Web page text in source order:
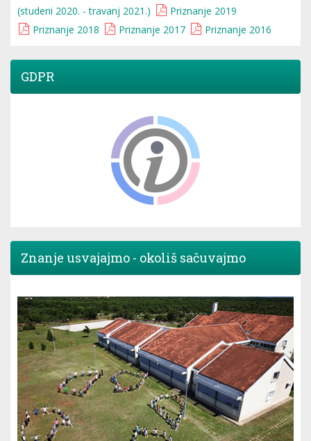
(studeni 2020. - travanj 2021.)
Priznanje 2019
Priznanje 2018
Priznanje 2017 Priznanje 2016
GDPR
Znanje usvajajmo - okoliš sačuvajmo